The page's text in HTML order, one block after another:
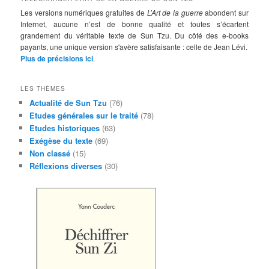
Les versions numériques gratuites de L’Art de la guerreabondent sur
Internet, aucune n’est de bonne qualité et toutes s’écartent
grandement du véritable texte de Sun Tzu. Du côté des e-books
payants, une unique version s'avère satisfaisante : celle de Jean Lévi.
Plus de précisions ici.
LES THÈMES
Actualité de Sun Tzu (76)
Etudes générales sur le traité (78)
Etudes historiques (63)
Exégèse du texte (69)
Non classé (15)
Réflexions diverses (30)